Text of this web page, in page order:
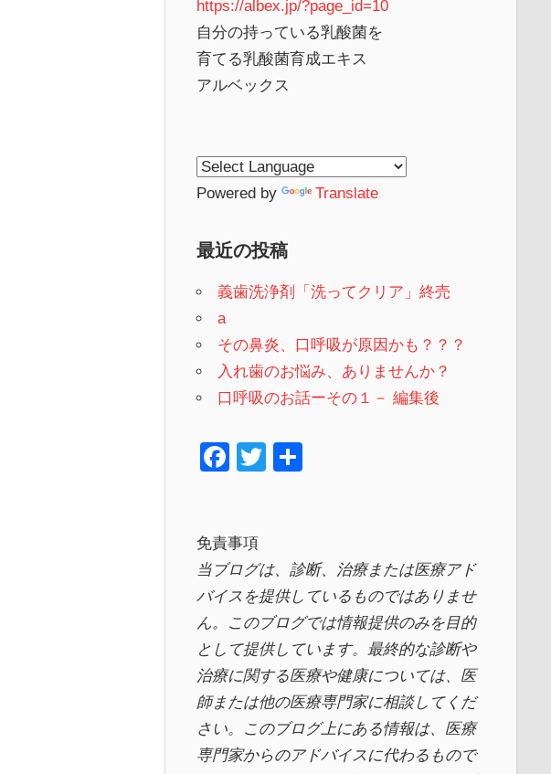
https://albex.jp/?page_id=10
自分の持っている乳酸菌を
育てる乳酸菌育成エキス
アルベックス
Powered by Translate
最近の投稿
義歯洗浄剤「洗ってクリア」終売
a
その鼻炎、口呼吸が原因かも？？？
入れ歯のお悩み、ありませんか？
口呼吸のお話ーその１－ 編集後
F
e
b
o
o
k
T 共
免責事項
当ブログは、診断、治療または医療アド
バイスを提供しているものではありませ
ん。このブログでは情報提供のみを目的
として提供しています。最終的な診断や
治療に関する医療や健康については、医
師または他の医療専門家に相談してくだ
さい。このブログ上にある情報は、医療
専門家からのアドバイスに代わるもので